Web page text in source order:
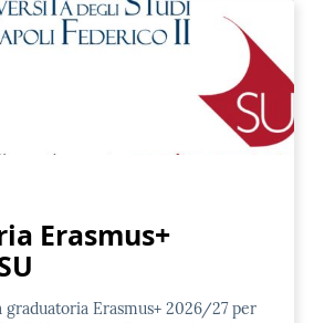
Erasmus+
graduatoria Erasmus+ 2026/27 per